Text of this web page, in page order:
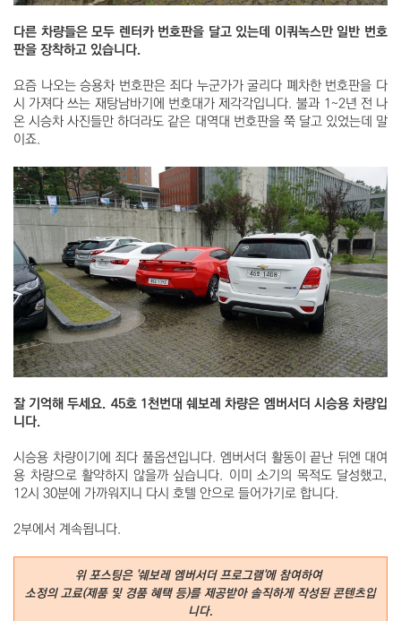
다른 차량들은 모두 렌터카 번호판을 달고 있는데 이쿼녹스만 일반 번호
판을 장착하고 있습니다.
요즘 나오는 승용차 번호판은 죄다 누군가가 굴리다 폐차한 번호판을 다
시 가져다 쓰는 재탕남바기에 번호대가 제각각입니다. 불과 1~2년 전 나
온 시승차 사진들만 하더라도 같은 대역대 번호판을 쭉 달고 있었는데 말
이죠.
잘 기억해 두세요. 45호 1천번대 쉐보레 차량은 엠버서더 시승용 차량입
니다.
시승용 차량이기에 죄다 풀옵션입니다. 엠버서더 활동이 끝난 뒤엔 대여
용 차량으로 활약하지 않을까 싶습니다. 이미 소기의 목적도 달성했고,
12시 30분에 가까워지니 다시 호텔 안으로 들어가기로 합니다.
2부에서 계속됩니다.
위 포스팅은 '쉐보레 엠버서더 프로그램'에 참여하여
소정의 고료(제품 및 경품 혜택 등)를제공받아 솔직하게 작성된 콘텐츠입
니다.